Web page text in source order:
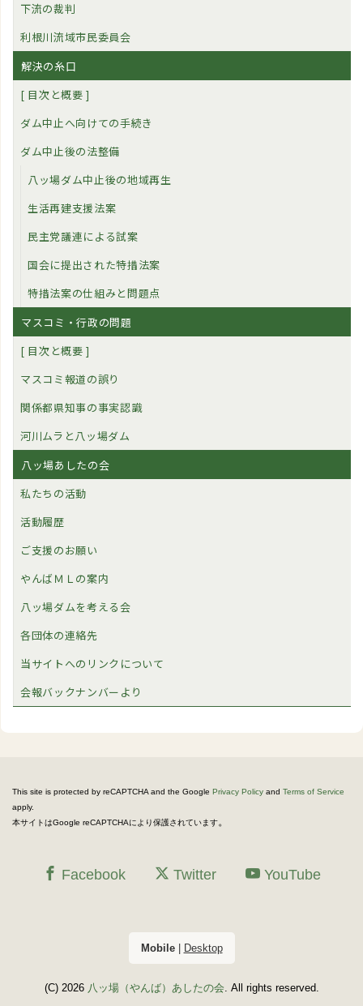
下流の裁判
利根川流域市民委員会
解決の糸口
[ 目次と概要 ]
ダム中止へ向けての手続き
ダム中止後の法整備
八ッ場ダム中止後の地域再生
生活再建支援法案
民主党議連による試案
国会に提出された特措法案
特措法案の仕組みと問題点
マスコミ・行政の問題
[ 目次と概要 ]
マスコミ報道の誤り
関係都県知事の事実認識
河川ムラと八ッ場ダム
八ッ場あしたの会
私たちの活動
活動履歴
ご支援のお願い
やんばＭＬの案内
八ッ場ダムを考える会
各団体の連絡先
当サイトへのリンクについて
会報バックナンバーより
This site is protected by reCAPTCHA and the Google Privacy Policy and Terms of Service
apply.
本サイトはGoogle reCAPTCHAにより保護されています。
Facebook Twitter YouTube
Mobile| Desktop
(C) 2026 八ッ場（やんば）あしたの会. All rights reserved.